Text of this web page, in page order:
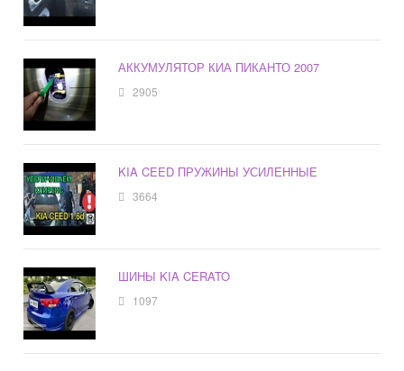
АККУМУЛЯТОР КИА ПИКАНТО 2007
2905
KIA CEED ПРУЖИНЫ УСИЛЕННЫЕ
3664
ШИНЫ KIA CERATO
1097